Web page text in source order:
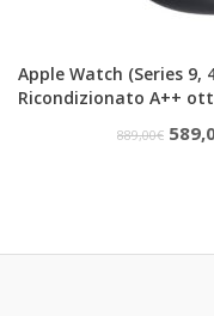
Apple Watch (Series 9,
Ricondizionato A++
889,00€ Il